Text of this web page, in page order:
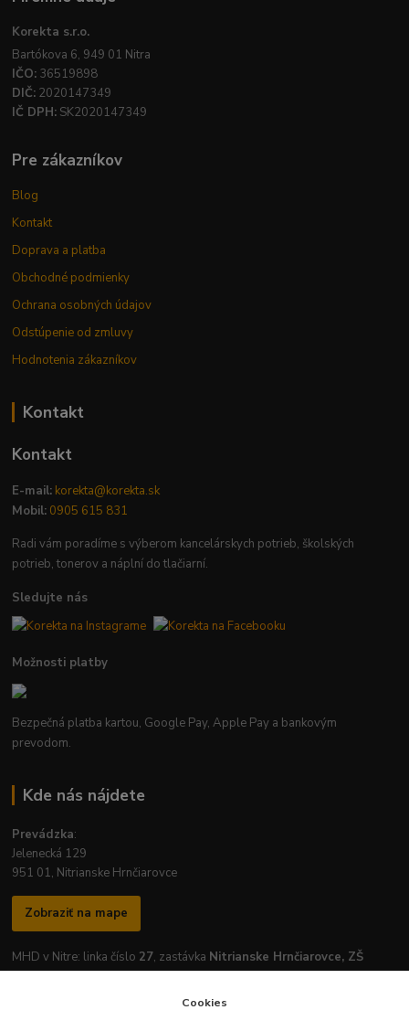
Korekta s.r.o.
Bartókova 6, 949 01 Nitra
IČO: 36519898
DIČ: 2020147349
IČ DPH: SK2020147349
Pre zákazníkov
Blog
Kontakt
Doprava a platba
Obchodné podmienky
Ochrana osobných údajov
Odstúpenie od zmluvy
Hodnotenia zákazníkov
Kontakt
Kontakt
E-mail: korekta@korekta.sk
Mobil: 0905 615 831
Radi vám poradíme s výberom kancelárskych potrieb, školských
potrieb, tonerov a náplní do tlačiarní.
Sledujte nás
Možnosti platby
Bezpečná platba kartou, Google Pay, Apple Pay a bankovým
prevodom.
Kde nás nájdete
Prevádzka:
Jelenecká 129
951 01, Nitrianske Hrnčiarovce
Zobraziť na mape
MHD v Nitre: linka číslo 27, zastávka Nitrianske Hrnčiarovce, ZŠ
Cookies